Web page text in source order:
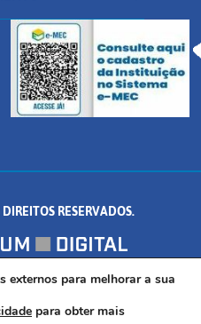
RESERVADOS.
FORMIGA/MG - CEP:
externos para melhorar a sua
para obter mais